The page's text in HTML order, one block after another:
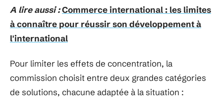
A lire aussi :Commerce international : les limites
à connaître pour réussir son développement à
l'international
Pour limiter les effets de concentration, la
commission choisit entre deux grandes catégories
de solutions, chacune adaptée à la situation :